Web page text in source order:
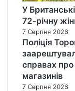
У
72-річну
7 Серпня 2026
Поліція
справах про
магазинів
7 Серпня 2026